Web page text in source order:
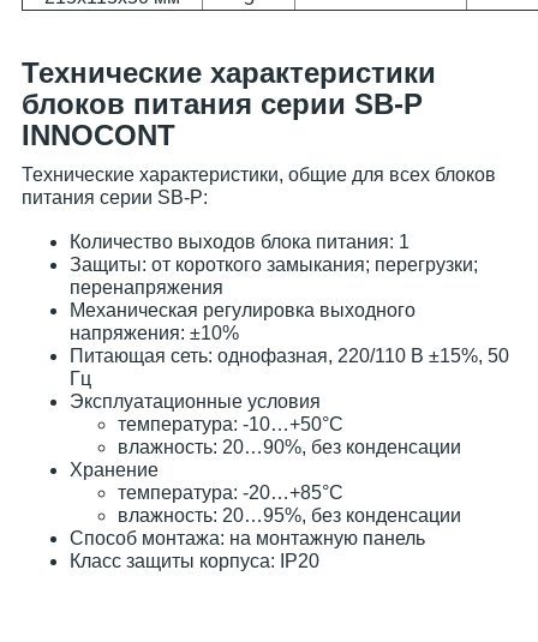
Технические характеристики
блоков питания серии SB-P
INNOCONT
Технические характеристики, общие для всех блоков
питания серии SB-P:
Количество выходов блока питания: 1
Защиты: от короткого замыкания; перегрузки;
перенапряжения
Механическая регулировка выходного
напряжения: ±10%
Питающая сеть: однофазная, 220/110 В ±15%, 50
Гц
Эксплуатационные условия
температура: -10…+50°С
влажность: 20…90%, без конденсации
Хранение
температура: -20…+85°С
влажность: 20…95%, без конденсации
Способ монтажа: на монтажную панель
Класс защиты корпуса: IP20